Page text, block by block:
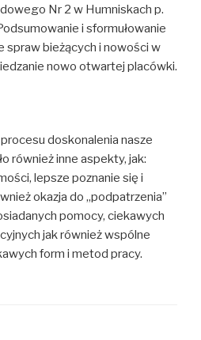
Nr 2 w Humniskach p.
i sformułowanie
spraw bieżących i nowości w
nowo otwartej placówki.
doskonalenia nasze
również inne aspekty, jak:
lepsze poznanie się i
okazja do „podpatrzenia”
pomocy, ciekawych
jak również wspólne
form i metod pracy.